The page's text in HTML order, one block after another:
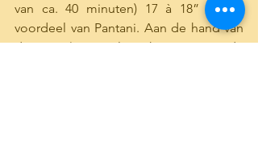
van ca. 40 minuten) 17 à 18” in het
voordeel van Pantani. Aan de hand van
de 10 % - analyse kunnen we de